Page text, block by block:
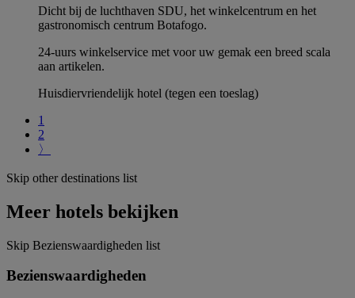
Dicht bij de luchthaven SDU, het winkelcentrum en het
gastronomisch centrum Botafogo.
24-uurs winkelservice met voor uw gemak een breed scala
aan artikelen.
Huisdiervriendelijk hotel (tegen een toeslag)
1
2
〉
Skip other destinations list
Meer hotels bekijken
Skip Bezienswaardigheden list
Bezienswaardigheden